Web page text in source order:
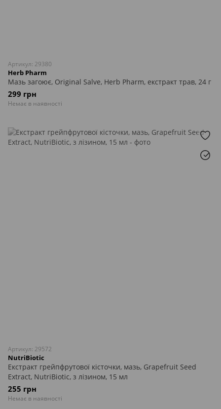
Артикул: 29380
Herb Pharm
Мазь загоює, Original Salve, Herb Pharm, екстракт трав, 24 г
299 грн
Немає в наявності
Артикул: 29572
NutriBiotic
Екстракт грейпфрутової кісточки, мазь, Grapefruit Seed
Extract, NutriBiotic, з лізином, 15 мл
255 грн
Немає в наявності